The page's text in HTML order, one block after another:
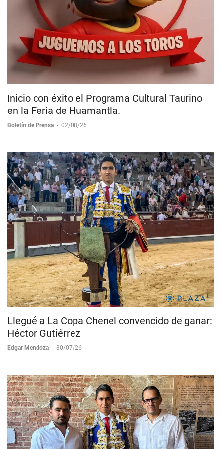
Inicio con éxito el Programa Cultural Taurino
en la Feria de Huamantla.
Boletín de Prensa - 02/08/26
Llegué a La Copa Chenel convencido de ganar:
Héctor Gutiérrez
Edgar Mendoza - 30/07/26